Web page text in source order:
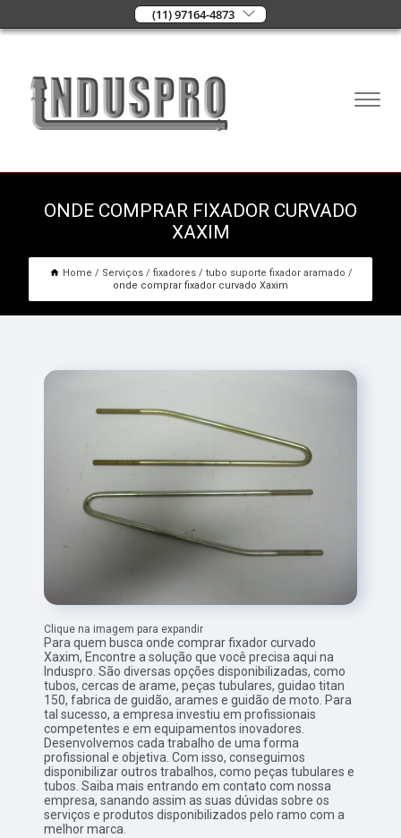
(11) 97164-4873
ONDE COMPRAR FIXADOR CURVADO
XAXIM
Home Serviços fixadores
tubo suporte fixador aramado
onde comprar fixador curvado Xaxim
Clique na imagem para expandir
Para quem busca onde comprar fixador curvado
Xaxim, Encontre a solução que você precisa aqui na
Induspro. São diversas opções disponibilizadas, como
tubos, cercas de arame, peças tubulares, guidao titan
150, fabrica de guidão, arames e guidão de moto. Para
tal sucesso, a empresa investiu em profissionais
competentes e em equipamentos inovadores.
Desenvolvemos cada trabalho de uma forma
profissional e objetiva. Com isso, conseguimos
disponibilizar outros trabalhos, como peças tubulares e
tubos. Saiba mais entrando em contato com nossa
empresa, sanando assim as suas dúvidas sobre os
serviços e produtos disponibilizados pelo ramo com a
melhor marca.